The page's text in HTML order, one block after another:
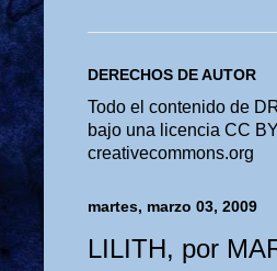
DERECHOS DE AUTOR
Todo el contenido de
bajo una licencia CC
creativecommons.org
martes, marzo 03, 2009
LILITH, por